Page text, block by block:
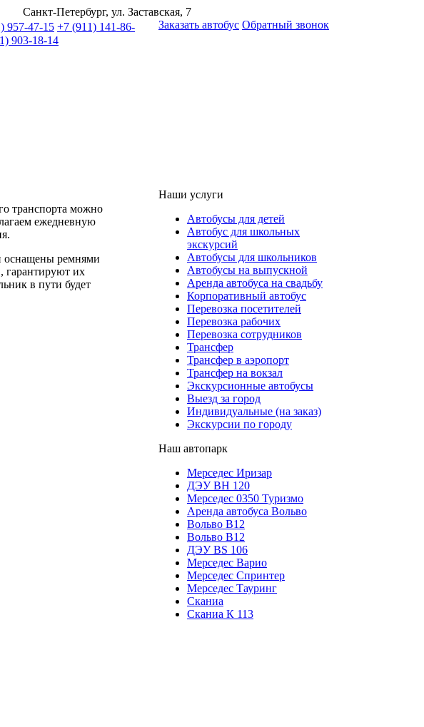
Санкт-Петербург, ул. Заставская, 7
957-47-15 +7 (911) 141-86-
903-18-14
Заказать автобус Обратный звонок
транспорта можно
ежедневную
оснащены ремнями
гарантируют их
в пути будет
Наши услуги
Автобусы для детей
Автобус для школьных
экскурсий
Автобусы для школьников
Автобусы на выпускной
Аренда автобуса на свадьбу
Корпоративный автобус
Перевозка посетителей
Перевозка рабочих
Перевозка сотрудников
Трансфер
Трансфер в аэропорт
Трансфер на вокзал
Экскурсионные автобусы
Выезд за город
Индивидуальные (на заказ)
Экскурсии по городу
Наш автопарк
Мерседес Иризар
ДЭУ ВН 120
Мерседес 0350 Туризмо
Аренда автобуса Вольво
Вольво В12
Вольво В12
ДЭУ BS 106
Мерседес Варио
Мерседес Спринтер
Мерседес Тауринг
Сканиа
Сканиа К 113